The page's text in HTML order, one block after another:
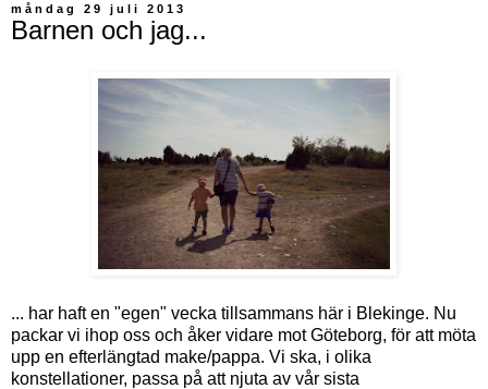
måndag 29 juli 2013
Barnen och jag...
... har haft en "egen" vecka tillsammans här i Blekinge. Nu
packar vi ihop oss och åker vidare mot Göteborg, för att möta
upp en efterlängtad make/pappa. Vi ska, i olika
konstellationer, passa på att njuta av vår sista